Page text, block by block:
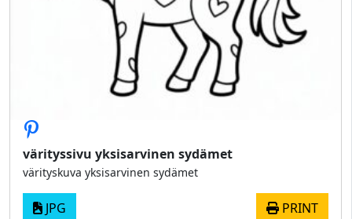
värityssivu yksisarvinen sydämet
värityskuva yksisarvinen sydämet
JPG PRINT